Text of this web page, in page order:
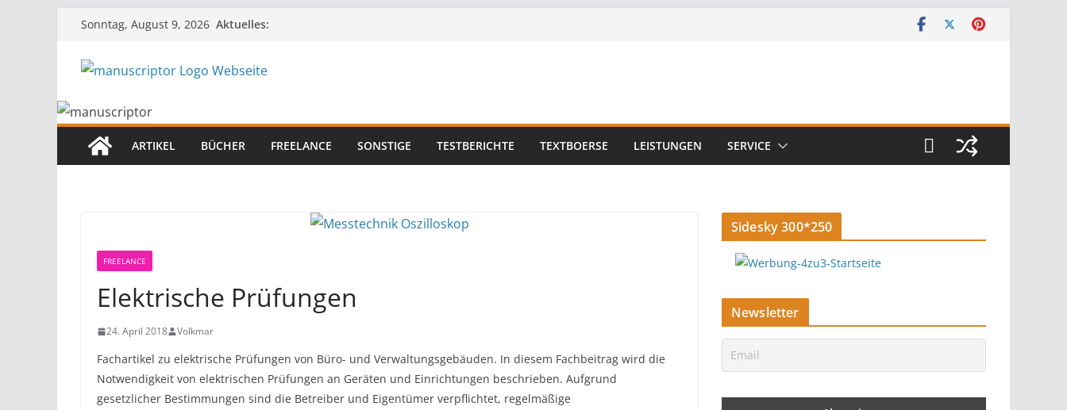
Sonntag, August 9, 2026 Aktuelles:
ARTIKEL BÜCHER FREELANCE SONSTIGE TESTBERICHTE TEXTBOERSE LEISTUNGEN SERVICE
FREELANCE
Elektrische Prüfungen
24. April 2018 Volkmar
Fachartikel zu elektrische Prüfungen von Büro- und Verwaltungsgebäuden. In diesem Fachbeitrag wird die
Notwendigkeit von elektrischen Prüfungen an Geräten und Einrichtungen beschrieben. Aufgrund
gesetzlicher Bestimmungen sind die Betreiber und Eigentümer verpflichtet, regelmäßige
Sidesky 300*250
Newsletter